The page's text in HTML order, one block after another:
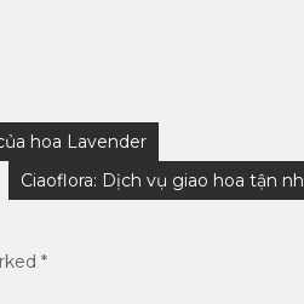
hoa Lavender
Ciaoflora: Dịch vụ giao hoa tận
*